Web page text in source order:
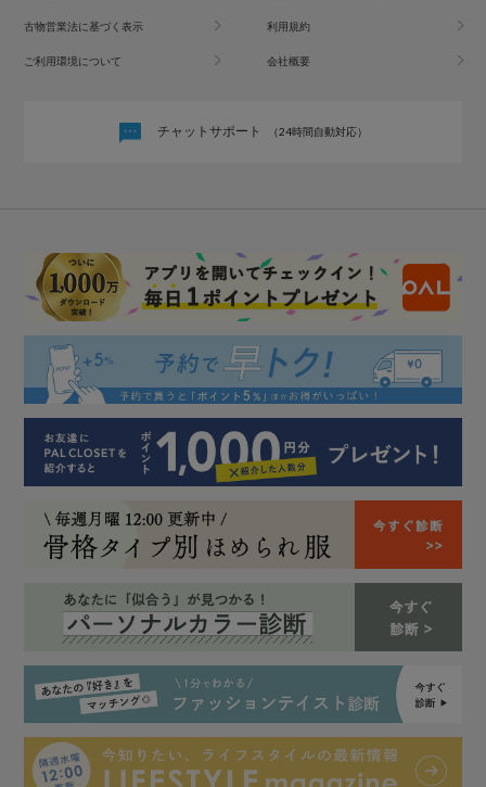
古物営業法に基づく表示 利用規約
ご利用環境について 会社概要
チャットサポート （24時間自動対応）